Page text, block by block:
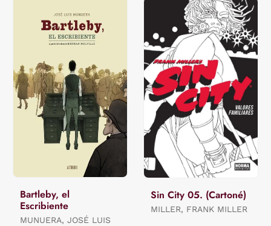
Bartleby, el
Escribiente
MUNUERA, JOSÉ LUIS
Sin City 05. (Cartoné)
MILLER, FRANK MILLER